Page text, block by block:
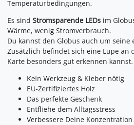
Temperaturbedingungen.
Es sind Stromsparende LEDs im
Wärme, wenig Stromverbrauch.
Du kannst den Globus auch um seine
Zusätzlich befindet sich eine Lupe an
Karte besonders gut erkennen kannst.
Kein Werkzeug & Kleber nötig
EU-Zertifiziertes Holz
Das perfekte Geschenk
Entfliehe dem Alltagsstress
Verbessere Deine Konzentration